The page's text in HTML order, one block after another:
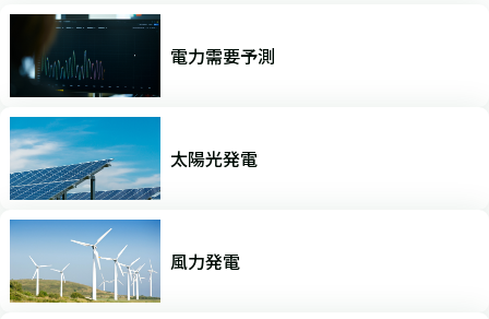
電力需要予測
太陽光発電
風力発電